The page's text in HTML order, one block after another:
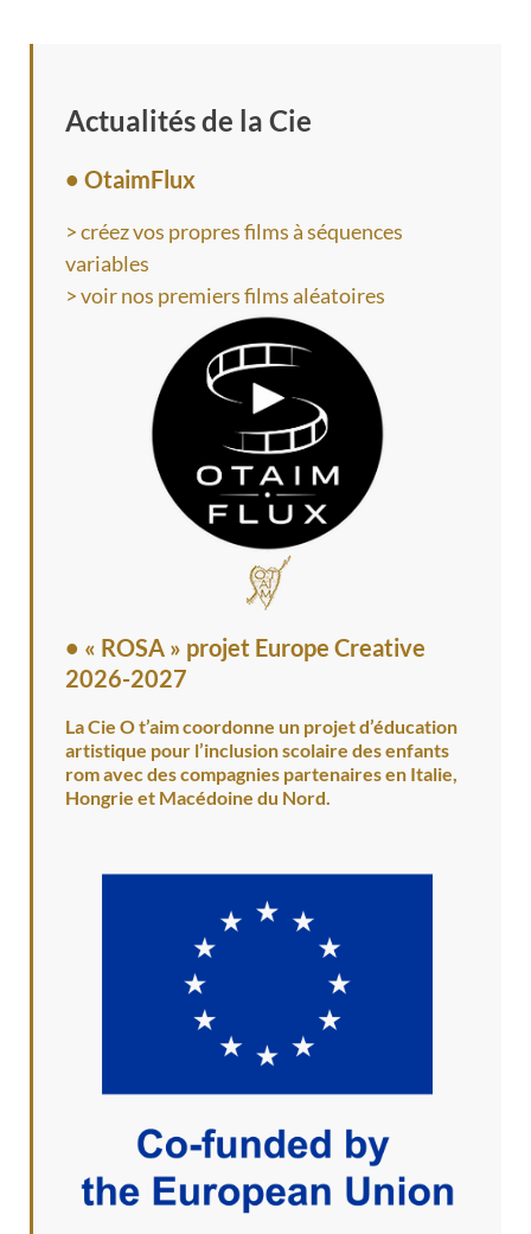
Actualités de la Cie
• OtaimFlux
> créez vos propres films à séquences
variables
> voir nos premiers films aléatoires
• « ROSA » projet Europe Creative
2026-2027
La Cie O t’aim coordonne un projet d’éducation
artistique pour l’inclusion scolaire des enfants
rom avec des compagnies partenaires en Italie,
Hongrie et Macédoine du Nord.